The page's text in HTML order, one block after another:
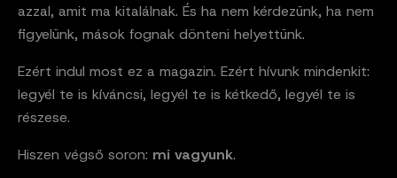
azzal, amit ma kitalálnak. És ha nem kérdezünk, ha nem
figyelünk, mások fognak dönteni helyettünk.
Ezért indul most ez a magazin. Ezért hívunk mindenkit:
legyél te is kíváncsi, legyél te is kétkedő, legyél te is
részese.
Hiszen végső soron: mi vagyunk.